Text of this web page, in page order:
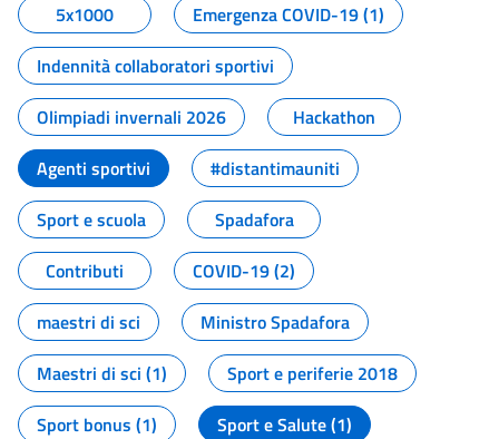
5x1000
Emergenza COVID-19 (1)
Indennità collaboratori sportivi
Olimpiadi invernali 2026
Hackathon
Agenti sportivi
#distantimauniti
Sport e scuola
Spadafora
Contributi
COVID-19 (2)
maestri di sci
Ministro Spadafora
Maestri di sci (1)
Sport e periferie 2018
Sport bonus (1)
Sport e Salute (1)